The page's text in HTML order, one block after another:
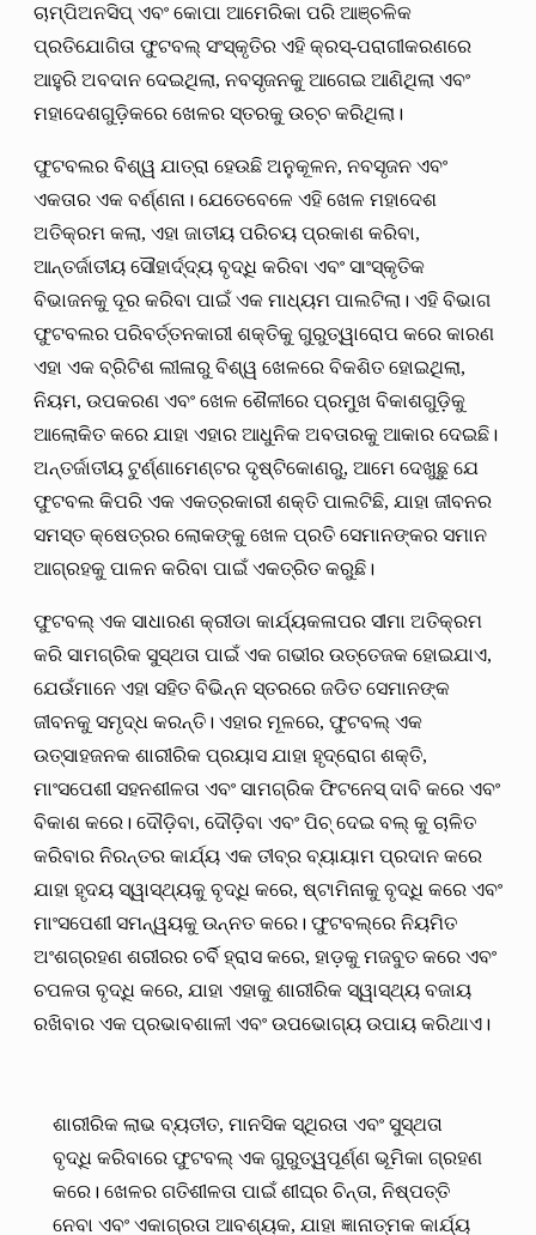
ଚାମ୍ପିଅନସିପ୍ ଏବଂ କୋପା ଆମେରିକା ପରି ଆଞ୍ଚଳିକ
ପ୍ରତିଯୋଗିତା ଫୁଟବଲ୍ ସଂସ୍କୃତିର ଏହି କ୍ରସ୍-ପରାଗୀକରଣରେ
ଆହୁରି ଅବଦାନ ଦେଇଥିଲା, ନବସୃଜନକୁ ଆଗେଇ ଆଣିଥିଲା ​​ଏବଂ
ମହାଦେଶଗୁଡ଼ିକରେ ଖେଳର ସ୍ତରକୁ ଉଚ୍ଚ କରିଥିଲା।
ଫୁଟବଲର ବିଶ୍ୱ ଯାତ୍ରା ହେଉଛି ଅନୁକୂଳନ, ନବସୃଜନ ଏବଂ
ଏକତାର ଏକ ବର୍ଣ୍ଣନା। ଯେତେବେଳେ ଏହି ଖେଳ ମହାଦେଶ
ଅତିକ୍ରମ କଲା, ଏହା ଜାତୀୟ ପରିଚୟ ପ୍ରକାଶ କରିବା,
ଆନ୍ତର୍ଜାତୀୟ ସୌହାର୍ଦ୍ଦ୍ୟ ବୃଦ୍ଧି କରିବା ଏବଂ ସାଂସ୍କୃତିକ
ବିଭାଜନକୁ ଦୂର କରିବା ପାଇଁ ଏକ ମାଧ୍ୟମ ପାଲଟିଲା। ଏହି ବିଭାଗ
ଫୁଟବଲର ପରିବର୍ତ୍ତନକାରୀ ଶକ୍ତିକୁ ଗୁରୁତ୍ୱାରୋପ କରେ କାରଣ
ଏହା ଏକ ବ୍ରିଟିଶ ଲୀଳାରୁ ବିଶ୍ୱ ଖେଳରେ ବିକଶିତ ହୋଇଥିଲା,
ନିୟମ, ଉପକରଣ ଏବଂ ଖେଳ ଶୈଳୀରେ ପ୍ରମୁଖ ବିକାଶଗୁଡ଼ିକୁ
ଆଲୋକିତ କରେ ଯାହା ଏହାର ଆଧୁନିକ ଅବତାରକୁ ଆକାର ଦେଇଛି।
ଅନ୍ତର୍ଜାତୀୟ ଟୁର୍ଣ୍ଣାମେଣ୍ଟର ଦୃଷ୍ଟିକୋଣରୁ, ଆମେ ଦେଖୁଛୁ ଯେ
ଫୁଟବଲ କିପରି ଏକ ଏକତ୍ରକାରୀ ଶକ୍ତି ପାଲଟିଛି, ଯାହା ଜୀବନର
ସମସ୍ତ କ୍ଷେତ୍ରର ଲୋକଙ୍କୁ ଖେଳ ପ୍ରତି ସେମାନଙ୍କର ସମାନ
ଆଗ୍ରହକୁ ପାଳନ କରିବା ପାଇଁ ଏକତ୍ରିତ କରୁଛି।
ଫୁଟବଲ୍ ଏକ ସାଧାରଣ କ୍ରୀଡା କାର୍ଯ୍ୟକଳାପର ସୀମା ଅତିକ୍ରମ
କରି ସାମଗ୍ରିକ ସୁସ୍ଥତା ପାଇଁ ଏକ ଗଭୀର ଉତ୍ତେଜକ ହୋଇଯାଏ,
ଯେଉଁମାନେ ଏହା ସହିତ ବିଭିନ୍ନ ସ୍ତରରେ ଜଡିତ ସେମାନଙ୍କ
ଜୀବନକୁ ସମୃଦ୍ଧ କରନ୍ତି। ଏହାର ମୂଳରେ, ଫୁଟବଲ୍ ଏକ
ଉତ୍ସାହଜନକ ଶାରୀରିକ ପ୍ରୟାସ ଯାହା ହୃଦ୍‌ରୋଗ ଶକ୍ତି,
ମାଂସପେଶୀ ସହନଶୀଳତା ଏବଂ ସାମଗ୍ରିକ ଫିଟନେସ୍ ଦାବି କରେ ଏବଂ
ବିକାଶ କରେ। ଦୌଡ଼ିବା, ଦୌଡ଼ିବା ଏବଂ ପିଚ୍ ଦେଇ ବଲ୍ କୁ ଚାଳିତ
କରିବାର ନିରନ୍ତର କାର୍ଯ୍ୟ ଏକ ତୀବ୍ର ବ୍ୟାୟାମ ପ୍ରଦାନ କରେ
ଯାହା ହୃଦୟ ସ୍ୱାସ୍ଥ୍ୟକୁ ବୃଦ୍ଧି କରେ, ଷ୍ଟାମିନାକୁ ବୃଦ୍ଧି କରେ ଏବଂ
ମାଂସପେଶୀ ସମନ୍ୱୟକୁ ଉନ୍ନତ କରେ। ଫୁଟବଲ୍ରେ ନିୟମିତ
ଅଂଶଗ୍ରହଣ ଶରୀରର ଚର୍ବି ହ୍ରାସ କରେ, ହାଡ଼କୁ ମଜବୁତ କରେ ଏବଂ
ଚପଳତା ବୃଦ୍ଧି କରେ, ଯାହା ଏହାକୁ ଶାରୀରିକ ସ୍ୱାସ୍ଥ୍ୟ ବଜାୟ
ରଖିବାର ଏକ ପ୍ରଭାବଶାଳୀ ଏବଂ ଉପଭୋଗ୍ୟ ଉପାୟ କରିଥାଏ।
ଶାରୀରିକ ଲାଭ ବ୍ୟତୀତ, ମାନସିକ ସ୍ଥିରତା ଏବଂ ସୁସ୍ଥତା
ବୃଦ୍ଧି କରିବାରେ ଫୁଟବଲ୍ ଏକ ଗୁରୁତ୍ୱପୂର୍ଣ୍ଣ ଭୂମିକା ଗ୍ରହଣ
କରେ। ଖେଳର ଗତିଶୀଳତା ପାଇଁ ଶୀଘ୍ର ଚିନ୍ତା, ନିଷ୍ପତ୍ତି
ନେବା ଏବଂ ଏକାଗ୍ରତା ଆବଶ୍ୟକ, ଯାହା ଜ୍ଞାନାତ୍ମକ କାର୍ଯ୍ୟ